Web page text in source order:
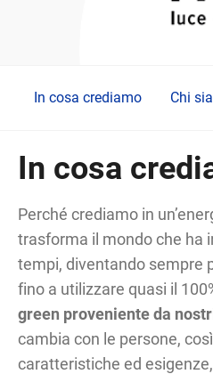
In cosa crediamo Chi
In cosa
Perché crediamo in
trasforma il mondo che ha
tempi, diventando sempre
fino a utilizzare quasi il
green proveniente da
cambia con le persone,
caratteristiche ed